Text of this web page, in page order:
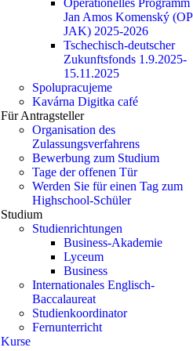
Operationelles Programm
Jan Amos Komenský (OP
JAK) 2025-2026
Tschechisch-deutscher
Zukunftsfonds 1.9.2025-
15.11.2025
Spolupracujeme
Kavárna Digitka café
Für Antragsteller
Organisation des
Zulassungsverfahrens
Bewerbung zum Studium
Tage der offenen Tür
Werden Sie für einen Tag zum
Highschool-Schüler
Studium
Studienrichtungen
Business-Akademie
Lyceum
Business
Internationales Englisch-
Baccalaureat
Studienkoordinator
Fernunterricht
Kurse